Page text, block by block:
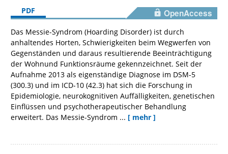
PDF
OpenAccess
Das Messie-Syndrom (Hoarding Disorder) ist durch
anhaltendes Horten, Schwierigkeiten beim Wegwerfen von
Gegenständen und daraus resultierende Beeinträchtigung
der Wohnund Funktionsräume gekennzeichnet. Seit der
Aufnahme 2013 als eigenständige Diagnose im DSM-5
(300.3) und im ICD-10 (42.3) hat sich die Forschung in
Epidemiologie, neurokognitiven Auffälligkeiten, genetischen
Einflüssen und psychotherapeutischer Behandlung
erweitert. Das Messie-Syndrom ... [ mehr ]